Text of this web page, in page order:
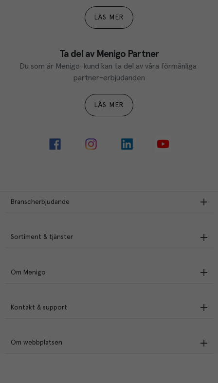
LÄS MER
Ta del av Menigo Partner
Du som är Menigo-kund kan ta del av våra förmånliga
partner-erbjudanden
LÄS MER
Branscherbjudande
Sortiment & tjänster
Om Menigo
Kontakt & support
Om webbplatsen